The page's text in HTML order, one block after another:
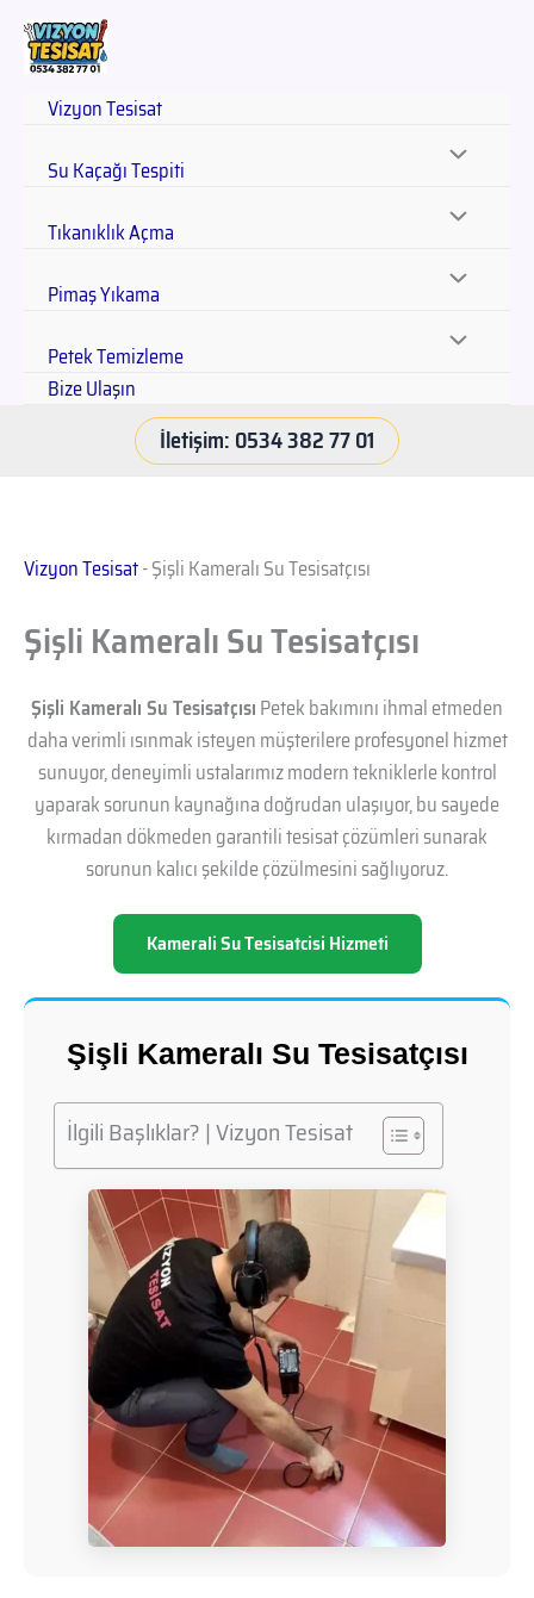
Vizyon Tesisat
Su Kaçağı Tespiti
Tıkanıklık Açma
Pimaş Yıkama
Petek Temizleme
Bize Ulaşın
İletişim: 0534 382 77 01
Vizyon Tesisat-Şişli Kameralı Su Tesisatçısı
Şişli Kameralı Su Tesisatçısı
Şişli Kameralı Su TesisatçısıPetek bakımını ihmal etmeden
daha verimli ısınmak isteyen müşterilere profesyonel hizmet
sunuyor, deneyimli ustalarımız modern tekniklerle kontrol
yaparak sorunun kaynağına doğrudan ulaşıyor, bu sayede
kırmadan dökmeden garantili tesisat çözümleri sunarak
sorunun kalıcı şekilde çözülmesini sağlıyoruz.
Kamerali Su Tesisatcisi Hizmeti
Şişli Kameralı Su Tesisatçısı
İlgili Başlıklar? | Vizyon Tesisat